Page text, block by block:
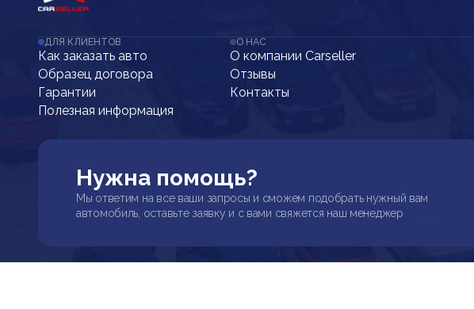
ДЛЯ КЛИЕНТОВ
Как заказать авто
Образец договора
Гарантии
Полезная информация
О НАС
О компании Carseller
Отзывы
Контакты
Нужна помощь?
Мы ответим на все ваши запросы и сможем подобрать нужный вам
автомобиль, оставьте заявку и с вами свяжется наш менеджер